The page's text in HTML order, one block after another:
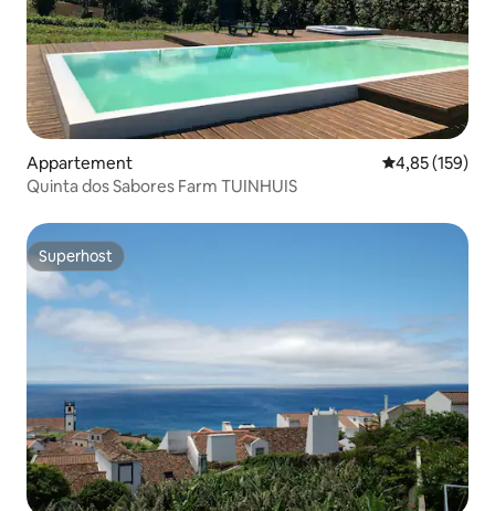
Appartement Gemiddelde
4,85 (159)
Quinta dos Sabores Farm TUINHUIS
Superhost
Superhost